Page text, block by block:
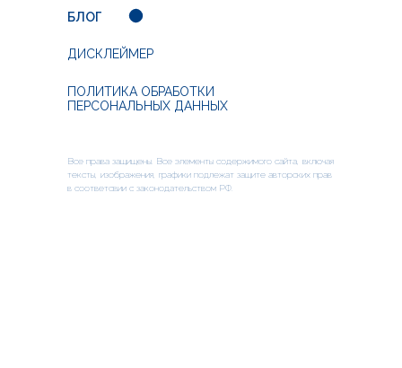
БЛОГ
ПОЛИТИКА ОБРАБОТКИ
ПЕРСОНАЛЬНЫХ ДАННЫХ
Все права защищены. Все элементы содержимого сайта, включая
тексты, изображения, графики подлежат защите авторских прав
в соответсвии с законодательством РФ.
ДИСКЛЕЙМЕР